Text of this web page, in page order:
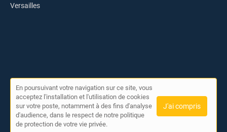
Versailles
© Rénovation Service 2026 |Plan du site |Mon compte
Contact
Conditions générales d'utilisation|Politique de confidentialité
Cet annuaire a été créé avec ❤ par
En poursuivant votre navigation sur ce site, vous
acceptez l'installation et l'utilisation de cookies
sur votre poste, notamment à des fins d'analyse
d'audience, dans le respect de notre politique
de protection de votre vie privée.
J'ai compris